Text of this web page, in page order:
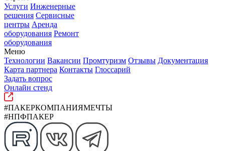
Услуги Инженерные
решения Сервисные
центры Аренда
оборудования Ремонт
оборудования
Меню
Технологии Вакансии Промтуризм Отзывы Документация
Карта партнера Контакты Глоссарий
Задать вопрос
Онлайн стенд
#ПАКЕРКОМПАНИЯМЕЧТЫ
#НПФПАКЕР